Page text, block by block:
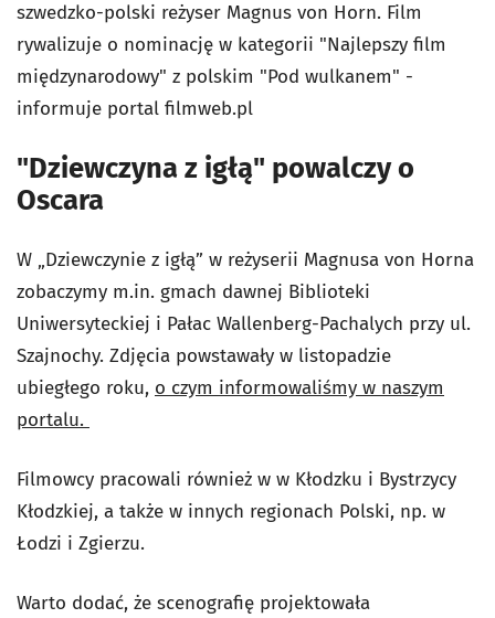
szwedzko-polski reżyser Magnus von Horn. Film
rywalizuje o nominację w kategorii "Najlepszy film
międzynarodowy" z polskim "Pod wulkanem" -
informuje portal filmweb.pl
"Dziewczyna z igłą" powalczy o
Oscara
W „Dziewczynie z igłą” w reżyserii Magnusa von Horna
zobaczymy m.in. gmach dawnej Biblioteki
Uniwersyteckiej i Pałac Wallenberg-Pachalych przy ul.
Szajnochy. Zdjęcia powstawały w listopadzie
ubiegłego roku, o czym informowaliśmy w naszym
portalu.
Filmowcy pracowali również w w Kłodzku i Bystrzycy
Kłodzkiej, a także w innych regionach Polski, np. w
Łodzi i Zgierzu.
Warto dodać, że scenografię projektowała